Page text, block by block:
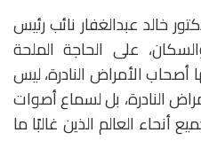
خالد عبدالغفار نائب رئيس
على الحاجة الملحة
أصحاب الأمراض النادرة، ليس
النادرة، بل لسماع أصوات
أنحاء العالم الذين غالبًا ما